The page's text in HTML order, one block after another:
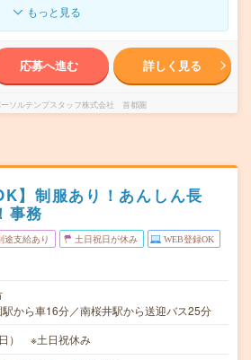
もっと見る
応募へ進む 詳しく見る
ソルテンプスタッフ株式会社 首都圏
】制服あり！あんしん長
事務
途支給あり 土日祝日が休み WEB登録OK
から車16分／南桜井駅から送迎バス25分
） ※土日祝休み